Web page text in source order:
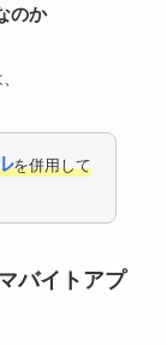
のか
を併用して
バイトアプ